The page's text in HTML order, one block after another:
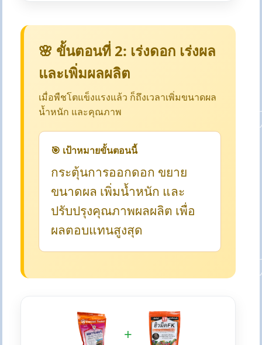
🌸 ขั้นตอนที่ 2: เร่งดอก เร่งผล
และเพิ่มผลผลิต
เมื่อพืชโตแข็งแรงแล้ว ก็ถึงเวลาเพิ่มขนาดผล
น้ำหนัก และคุณภาพ
🎯 เป้าหมายขั้นตอนนี้
กระตุ้นการออกดอก ขยาย
ขนาดผล เพิ่มน้ำหนัก และ
ปรับปรุงคุณภาพผลผลิต เพื่อ
ผลตอบแทนสูงสุด
+